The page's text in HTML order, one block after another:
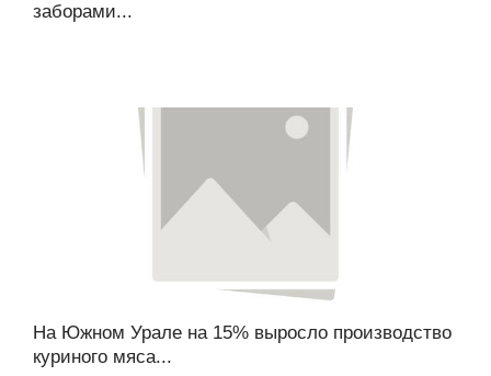
заборами...
На Южном Урале на 15% выросло производство
куриного мяса...